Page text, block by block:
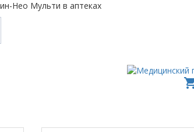
Нео Мульти в аптеках